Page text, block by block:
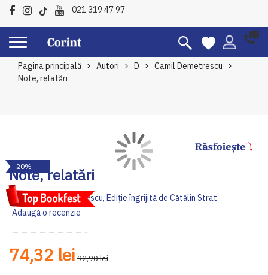
021 319 47 97
Pagina principală Autori D
Camil Demetrescu
Note, relatări
Note, relatări
Autor: Camil Demetrescu, Ediție îngrijită de Cătălin Strat
Adaugă o recenzie
74,32 lei 92,90 lei
to
the
end
of
the
images
-20%